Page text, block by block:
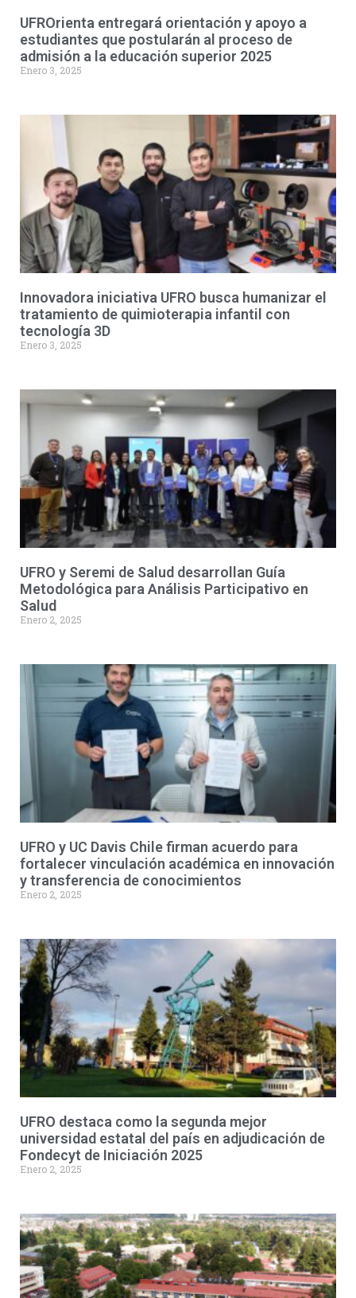
UFROrienta entregará orientación y apoyo a
estudiantes que postularán al proceso de
admisión a la educación superior 2025
Enero 3, 2025
Innovadora iniciativa UFRO busca humanizar el
tratamiento de quimioterapia infantil con
tecnología 3D
Enero 3, 2025
UFRO y Seremi de Salud desarrollan Guía
Metodológica para Análisis Participativo en
Salud
Enero 2, 2025
UFRO y UC Davis Chile firman acuerdo para
fortalecer vinculación académica en innovación
y transferencia de conocimientos
Enero 2, 2025
UFRO destaca como la segunda mejor
universidad estatal del país en adjudicación de
Fondecyt de Iniciación 2025
Enero 2, 2025